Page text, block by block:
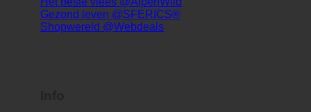
ecoturbino® midden oosten | voor bezoekers buiten
Beste kaas @AlpenSepp®
Het beste vlees @AlpenWild